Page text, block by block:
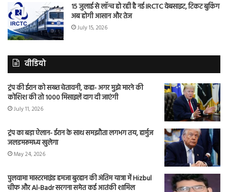
15 जुलाई से लॉन्च हो रही है नई IRCTC वेबसाइट, टिकट बुकिंग
अब होगी आसान और तेज
July 15, 2026
वीडियो
ट्रंप की ईरान को सख्त चेतावनी, कहा- अगर मुझे मारने की
कोशिश की तो 1000 मिसाइलें दाग दी जाएंगी
July 11, 2026
ट्रंप का बड़ा ऐलान- ईरान के साथ समझौता लगभग तय, हार्मुज
जलडमरूमध्य खुलेगा
May 24, 2026
पुलवामा मास्टरमाइंड हमजा बुरहान की अंतिम यात्रा में Hizbul
चीफ और Al-Badr सरगना समेत कई आतंकी शामिल